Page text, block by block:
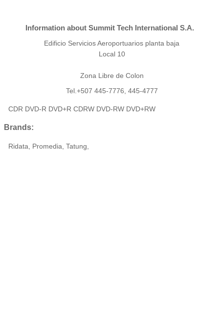
Information about Summit Tech International S.A.
Edificio Servicios Aeroportuarios planta baja
Local 10
Zona Libre de Colon
Tel.+507 445-7776, 445-4777
CDR DVD-R DVD+R CDRW DVD-RW DVD+RW
Brands:
Ridata, Promedia, Tatung,